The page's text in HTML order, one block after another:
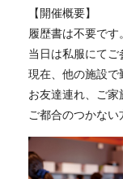
【開催概要】
履歴書は不要です。
当日は私服にてご
現在、他の施設で
お友達連れ、ご家
ご都合のつかない